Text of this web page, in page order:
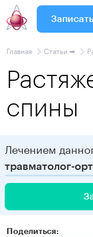
Главная Статьи ➡
спины
Лечением
травматолог-
Поделиться: